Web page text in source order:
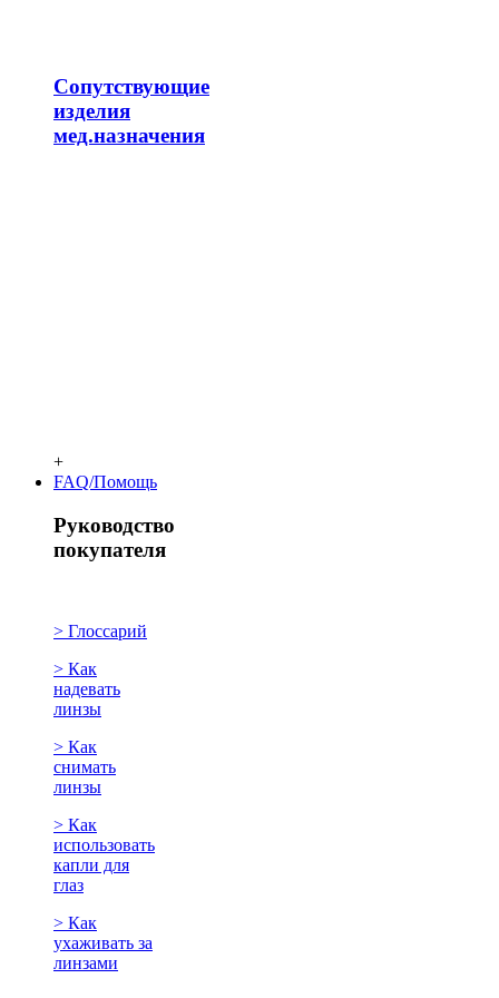
Сопутствующие
изделия
мед.назначения
+
FAQ/Помощь
Руководство
покупателя
> Глоссарий
> Как
надевать
линзы
> Как
снимать
линзы
> Как
использовать
капли для
глаз
> Как
ухаживать за
линзами